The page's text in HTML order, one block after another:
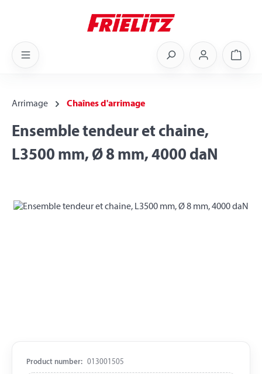
Arrimage Chaînes d'arrimage
Ensemble tendeur et chaine,
L3500 mm, Ø 8 mm, 4000 daN
Skip image gallery
Product number: 013001505